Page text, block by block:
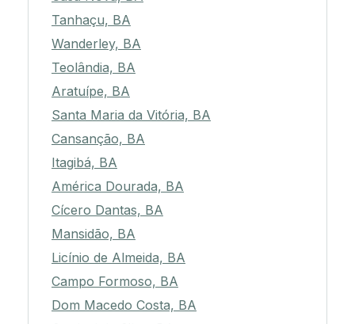
Tanhaçu, BA
Wanderley, BA
Teolândia, BA
Aratuípe, BA
Santa Maria da Vitória, BA
Cansanção, BA
Itagibá, BA
América Dourada, BA
Cícero Dantas, BA
Mansidão, BA
Licínio de Almeida, BA
Campo Formoso, BA
Dom Macedo Costa, BA